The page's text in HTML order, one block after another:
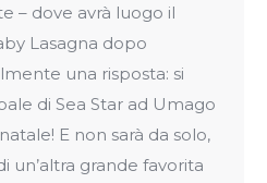
– dove avrà luogo il
Lasagna dopo
una risposta: si
di Sea Star ad Umago
E non sarà da solo,
un’altra grande favorita